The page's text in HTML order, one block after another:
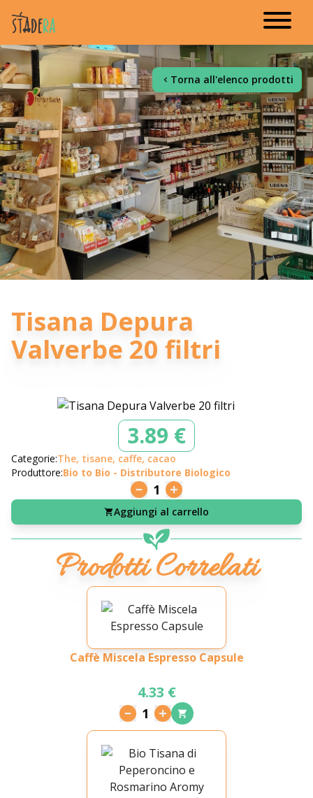
Torna all'elenco prodotti
Tisana Depura
Valverbe 20 filtri
3.89 €
Categorie:The, tisane, caffe, cacao
Produttore:Bio to Bio - Distributore Biologico
1
Aggiungi al carrello
Prodotti Correlati
Caffè Miscela Espresso Capsule
4.33 €
1